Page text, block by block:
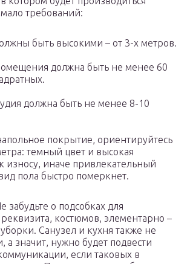
требований:
быть высокими – от 3-х метров.
должна быть не менее 60
должна быть не менее 8-10
покрытие, ориентируйтесь
темный цвет и высокая
износу, иначе привлекательный
пола быстро померкнет.
забудьте о подсобках для
костюмов, элементарно –
Санузел и кухня также не
а значит, нужно будет подвести
если таковых в